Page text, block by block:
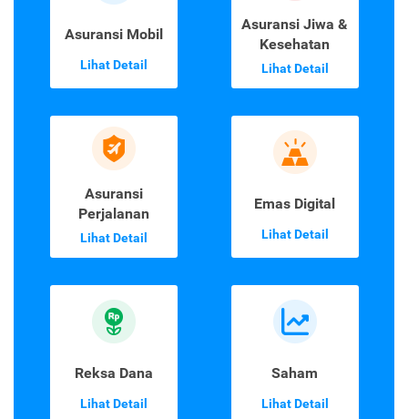
Asuransi Mobil
Lihat Detail
Asuransi Jiwa &
Kesehatan
Lihat Detail
Asuransi
Perjalanan
Lihat Detail
Emas Digital
Lihat Detail
Reksa Dana
Lihat Detail
Saham
Lihat Detail